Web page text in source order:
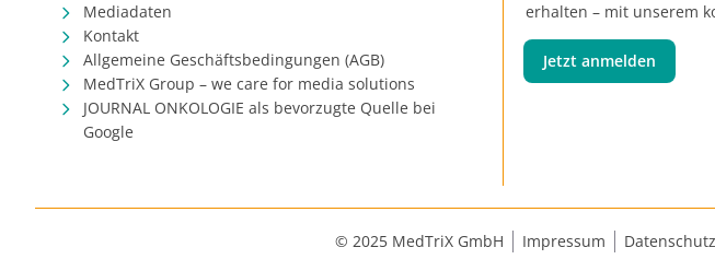
Mediadaten
Kontakt
Allgemeine Geschäftsbedingungen (AGB)
MedTriX Group – we care for media solutions
JOURNAL ONKOLOGIE als bevorzugte Quelle bei
Google
erhalten – mit unserem
Jetzt anmelden
© 2025 MedTriX GmbH Impressum Datenschutz